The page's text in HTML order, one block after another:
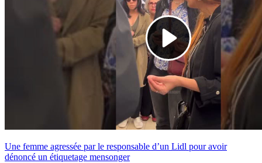
Une femme agressée par le responsable d’un Lidl pour avoir
dénoncé un étiquetage mensonger